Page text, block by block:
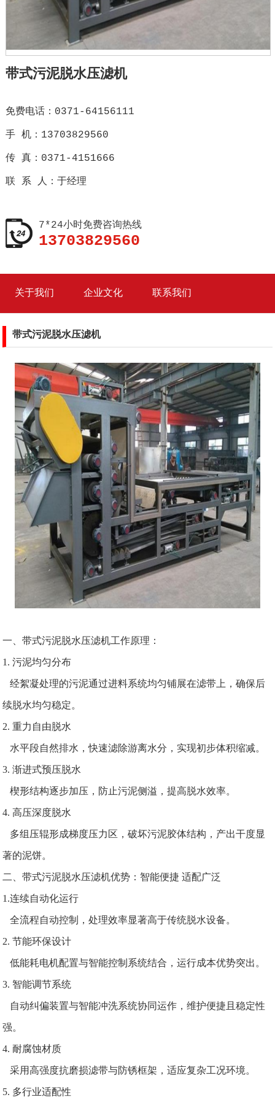
带式污泥脱水压滤机
免费电话：0371-64156111
手 机：13703829560
传 真：0371-4151666
联 系 人：于经理
7*24小时免费咨询热线
13703829560
关于我们 企业文化 联系我们
带式污泥脱水压滤机
一、带式污泥脱水压滤机工作原理：
1. 污泥均匀分布
经絮凝处理的污泥通过进料系统均匀铺展在滤带上，确保后
续脱水均匀稳定。
2. 重力自由脱水
水平段自然排水，快速滤除游离水分，实现初步体积缩减。
3. 渐进式预压脱水
楔形结构逐步加压，防止污泥侧溢，提高脱水效率。
4. 高压深度脱水
多组压辊形成梯度压力区，破坏污泥胶体结构，产出干度显
著的泥饼。
二、带式污泥脱水压滤机优势：智能便捷 适配广泛
1.连续自动化运行
全流程自动控制，处理效率显著高于传统脱水设备。
2. 节能环保设计
低能耗电机配置与智能控制系统结合，运行成本优势突出。
3. 智能调节系统
自动纠偏装置与智能冲洗系统协同运作，维护便捷且稳定性
强。
4. 耐腐蚀材质
采用高强度抗磨损滤带与防锈框架，适应复杂工况环境。
5. 多行业适配性